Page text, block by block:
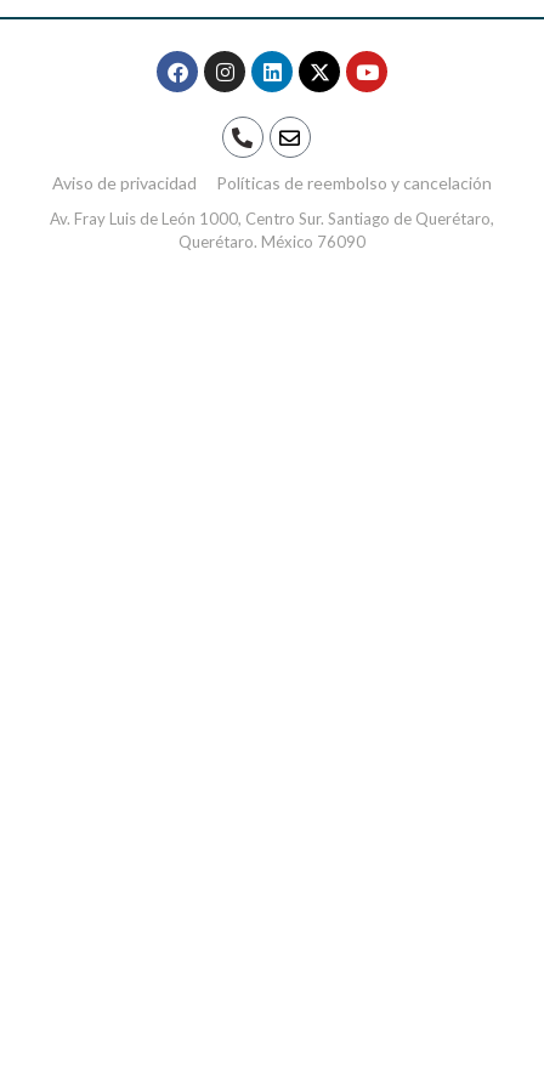
Aviso de privacidad Políticas de reembolso y cancelación
Av. Fray Luis de León 1000, Centro Sur. Santiago de Querétaro,
Querétaro. México 76090